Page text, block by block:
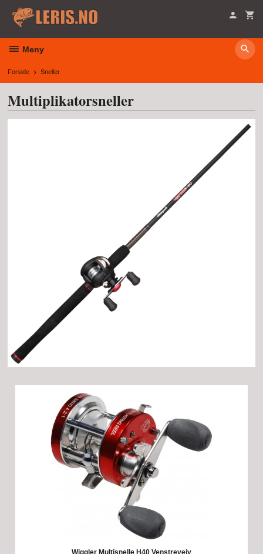
innholdet
Meny
Forside Sneller
Multiplikatorsneller
Wiggler Multisnelle H40 Venstreveiv